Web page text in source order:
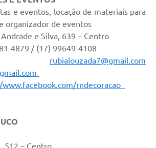
e eventos, locação de materiais para
organizador de eventos
e Silva, 639 – Centro
4879 / (17) 99649-4108
rubialouzada7@gmail.com
rndecoracao
512 – Centro